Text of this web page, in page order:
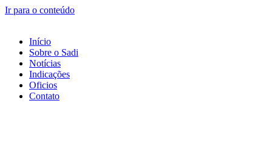
Ir para o conteúdo
Início
Sobre o Sadi
Notícias
Indicações
Oficios
Contato